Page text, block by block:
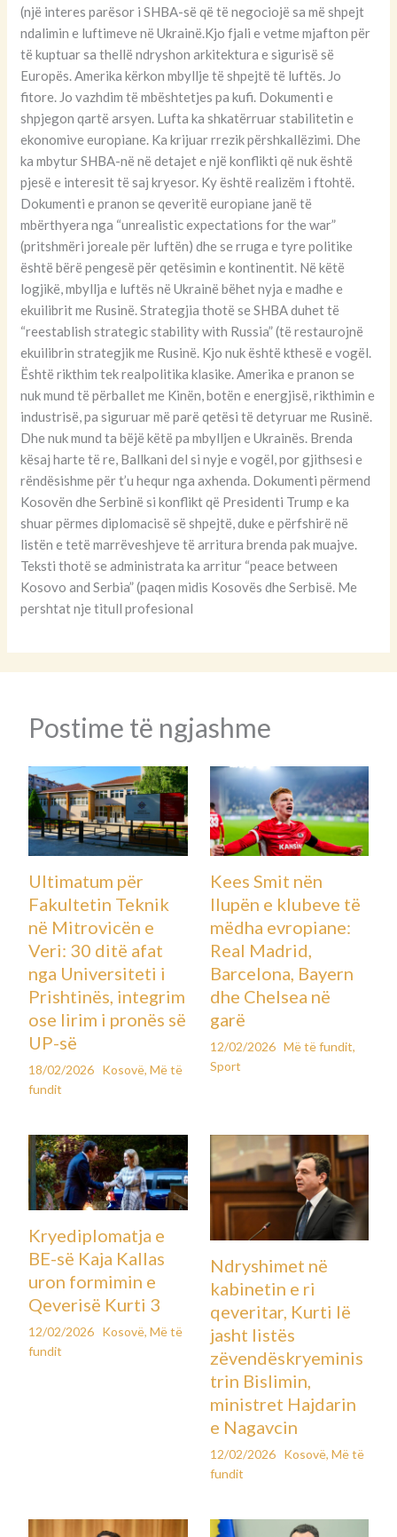
(një interes parësor i SHBA-së që të negociojë sa më shpejt
ndalimin e luftimeve në Ukrainë.Kjo fjali e vetme mjafton për
të kuptuar sa thellë ndryshon arkitektura e sigurisë së
Europës. Amerika kërkon mbyllje të shpejtë të luftës. Jo
fitore. Jo vazhdim të mbështetjes pa kufi. Dokumenti e
shpjegon qartë arsyen. Lufta ka shkatërruar stabilitetin e
ekonomive europiane. Ka krijuar rrezik përshkallëzimi. Dhe
ka mbytur SHBA-në në detajet e një konflikti që nuk është
pjesë e interesit të saj kryesor. Ky është realizëm i ftohtë.
Dokumenti e pranon se qeveritë europiane janë të
mbërthyera nga “unrealistic expectations for the war”
(pritshmëri joreale për luftën) dhe se rruga e tyre politike
është bërë pengesë për qetësimin e kontinentit. Në këtë
logjikë, mbyllja e luftës në Ukrainë bëhet nyja e madhe e
ekuilibrit me Rusinë. Strategjia thotë se SHBA duhet të
“reestablish strategic stability with Russia” (të restaurojnë
ekuilibrin strategjik me Rusinë. Kjo nuk është kthesë e vogël.
Është rikthim tek realpolitika klasike. Amerika e pranon se
nuk mund të përballet me Kinën, botën e energjisë, rikthimin e
industrisë, pa siguruar më parë qetësi të detyruar me Rusinë.
Dhe nuk mund ta bëjë këtë pa mbylljen e Ukrainës. Brenda
kësaj harte të re, Ballkani del si nyje e vogël, por gjithsesi e
rëndësishme për t’u hequr nga axhenda. Dokumenti përmend
Kosovën dhe Serbinë si konflikt që Presidenti Trump e ka
shuar përmes diplomacisë së shpejtë, duke e përfshirë në
listën e tetë marrëveshjeve të arritura brenda pak muajve.
Teksti thotë se administrata ka arritur “peace between
Kosovo and Serbia” (paqen midis Kosovës dhe Serbisë. Me
pershtat nje titull profesional
Postime të ngjashme
Ultimatum për
Fakultetin Teknik
në Mitrovicën e
Veri: 30 ditë afat
nga Universiteti i
Prishtinës, integrim
ose lirim i pronës së
UP-së
18/02/2026 Kosovë,Më të
fundit
Kees Smit nën
llupën e klubeve të
mëdha evropiane:
Real Madrid,
Barcelona, Bayern
dhe Chelsea në
garë
12/02/2026 Më të fundit,
Sport
Kryediplomatja e
BE-së Kaja Kallas
uron formimin e
Qeverisë Kurti 3
12/02/2026 Kosovë,Më të
fundit
Ndryshimet në
kabinetin e ri
qeveritar, Kurti lë
jasht listës
zëvendëskryeminis
trin Bislimin,
ministret Hajdarin
e Nagavcin
12/02/2026 Kosovë, Më të
fundit